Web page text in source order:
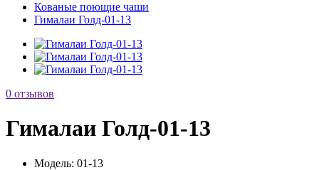
Кованые поющие чаши
Гималаи Голд-01-13
0 отзывов
Гималаи Голд-01-13
Модель: 01-13